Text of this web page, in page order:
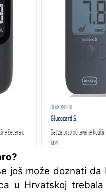
još može doznati da
u Hrvatskoj